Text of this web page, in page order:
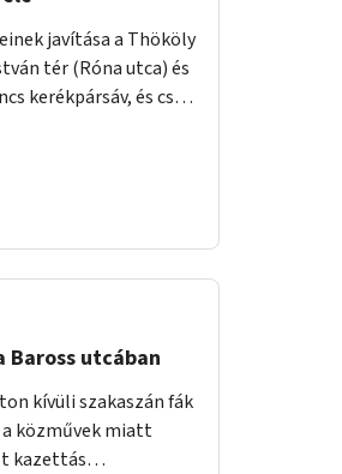
javítása a Thököly
tér (Róna utca) és
kerékpársáv, és csak
utcában
kívüli szakaszán fák
közművek miatt
kazettás